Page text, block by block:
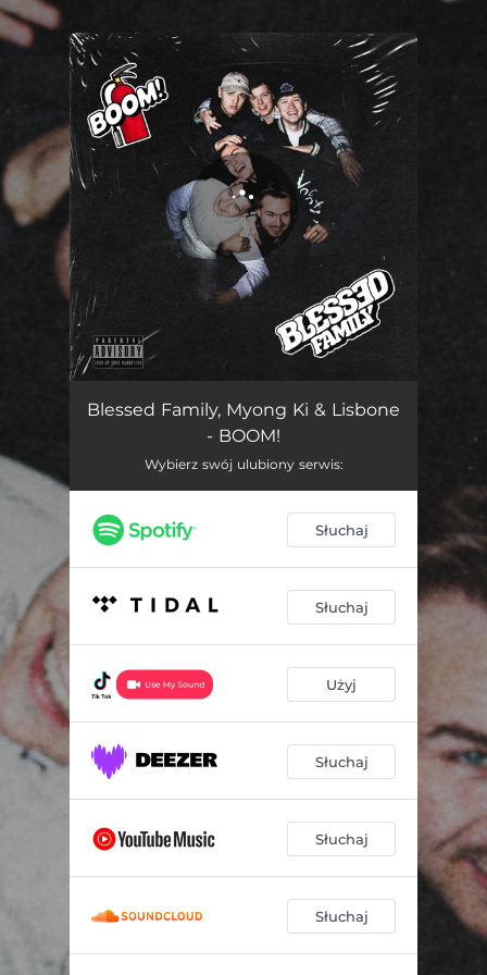
You're all set!
BOOM! 02:38
Blessed Family, Myong Ki & Lisbone
- BOOM!
Wybierz swój ulubiony serwis:
Słuchaj
Słuchaj
Użyj
Słuchaj
Słuchaj
Słuchaj
.